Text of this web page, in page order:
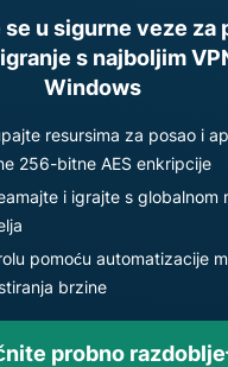
u sigurne veze za
s najboljim
Windows
resursima za posao i
256-bitne AES enkripcije
i igrajte s globalnom
pomoću automatizacije
brzine
probno razdoblje